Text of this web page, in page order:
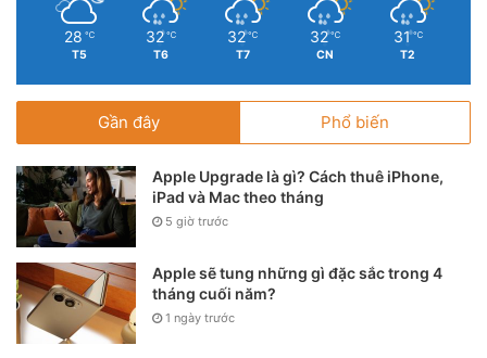
28 ℃
T5
32 ℃
T6
32 ℃
T7
32 ℃
CN
31 ℃
T2
Gần đây Phổ biến
Apple Upgrade là gì? Cách thuê iPhone,
iPad và Mac theo tháng
5 giờ trước
Apple sẽ tung những gì đặc sắc trong 4
tháng cuối năm?
1 ngày trước